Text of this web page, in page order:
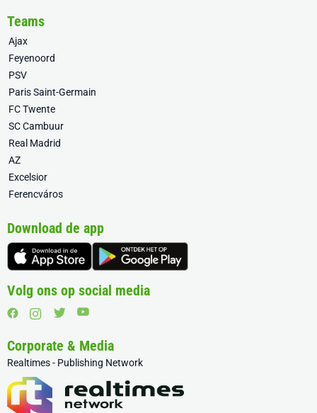
Teams
Ajax
Feyenoord
PSV
Paris Saint-Germain
FC Twente
SC Cambuur
Real Madrid
AZ
Excelsior
Ferencváros
Download de app
Volg ons op social media
Corporate & Media
Realtimes - Publishing Network